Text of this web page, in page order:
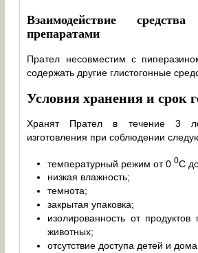
Взаимодействие
препаратами
Прател несовместим с
содержать другие глистогонные
Условия хранения и срок
Хранят Прател в течение 3
изготовления при соблюдении
температурный режим от 00С
низкая влажность;
темнота;
закрытая упаковка;
изолированность от
животных;
отсутствие доступа детей и